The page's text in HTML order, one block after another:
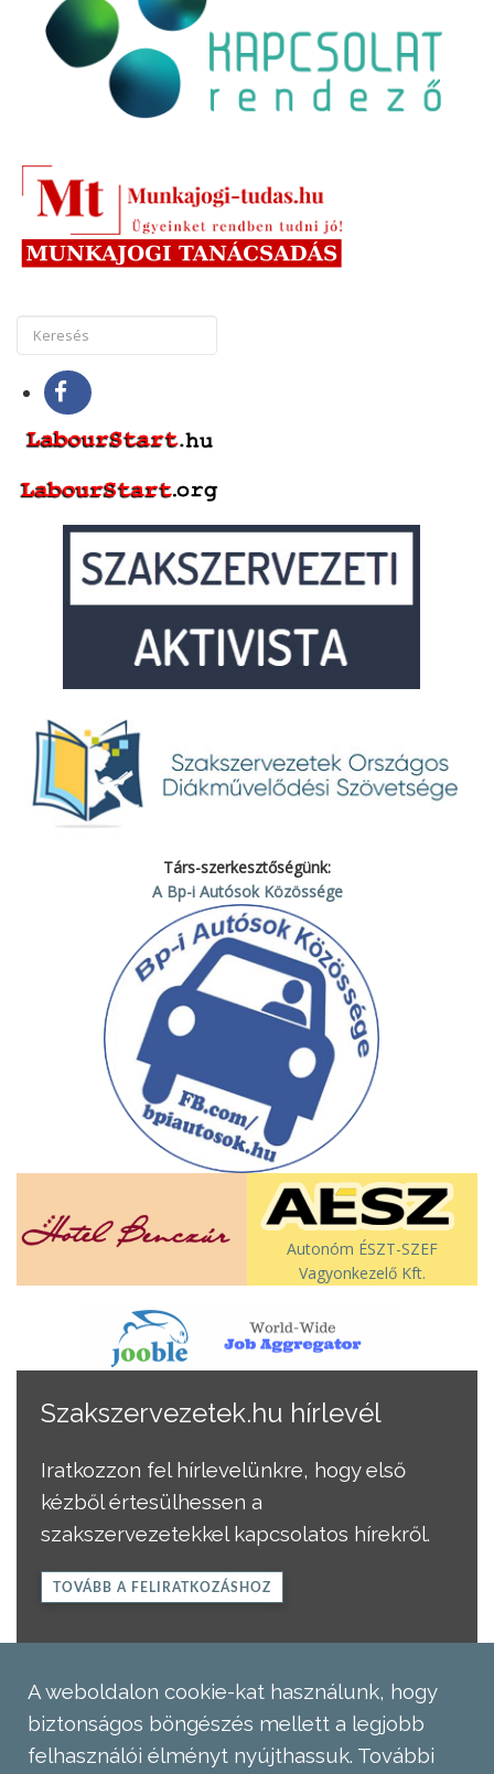
Társ-szerkesztőségünk:
A Bp-i Autósok Közössége
Autonóm ÉSZT-SZEF
Vagyonkezelő Kft.
Szakszervezetek.hu hírlevél
Iratkozzon fel hírlevelünkre, hogy első
kézből értesülhessen a
szakszervezetekkel kapcsolatos hírekről.
TOVÁBB A FELIRATKOZÁSHOZ
A weboldalon cookie-kat használunk, hogy
biztonságos böngészés mellett a legjobb
felhasználói élményt nyújthassuk. További